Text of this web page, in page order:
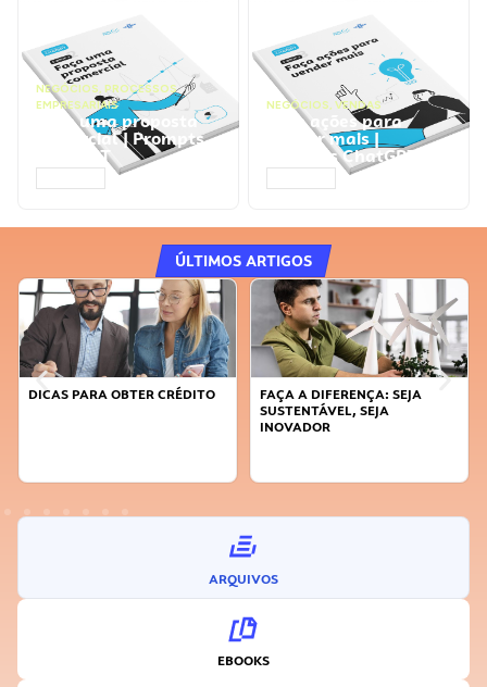
NEGÓCIOS, PROCESSOS
EMPRESARIAIS
Faça uma proposta
comercial | Prompts
ChatGPT
NEGÓCIOS, VENDAS
Faça ações para
vender mais |
Prompts ChatGPT
ÚLTIMOS ARTIGOS
DICAS PARA OBTER CRÉDITO
FAÇA A DIFERENÇA: SEJA
SUSTENTÁVEL, SEJA
INOVADOR
ARQUIVOS
EBOOKS